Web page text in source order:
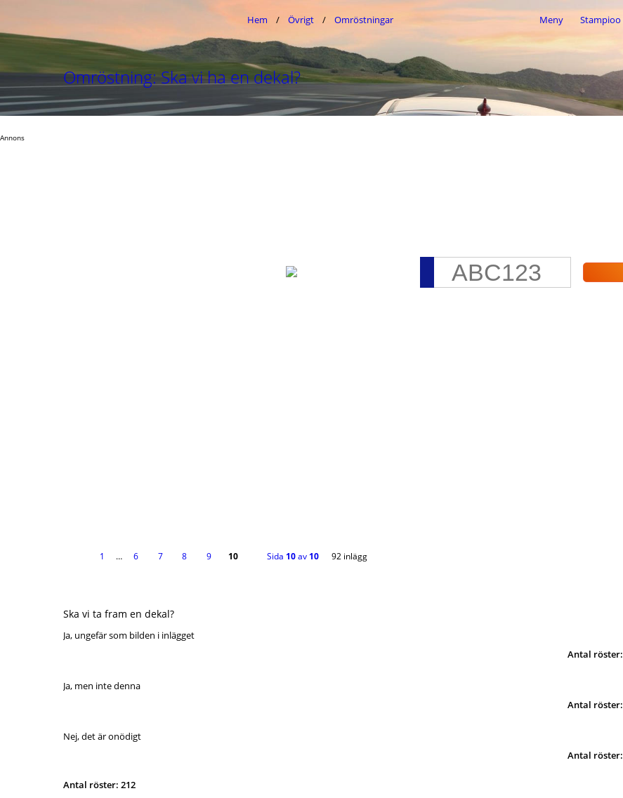
Meny Stampioo
Hem Övrigt Omröstningar
Omröstning: Ska vi ha en dekal?
Annons
1 … 6 7 8 9 10 Sida 10av 10 92 inlägg
Ska vi ta fram en dekal?
Ja, ungefär som bilden i inlägget
Antal röster:
Ja, men inte denna
Antal röster:
Nej, det är onödigt
Antal röster:
Antal röster: 212